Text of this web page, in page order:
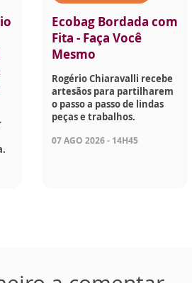
Ecobag Bordada com
Fita - Faça Você
Mesmo
Rogério Chiaravalli recebe
artesãos para partilharem
o passo a passo de lindas
peças e trabalhos.
07 AGO 2026 - 14H45